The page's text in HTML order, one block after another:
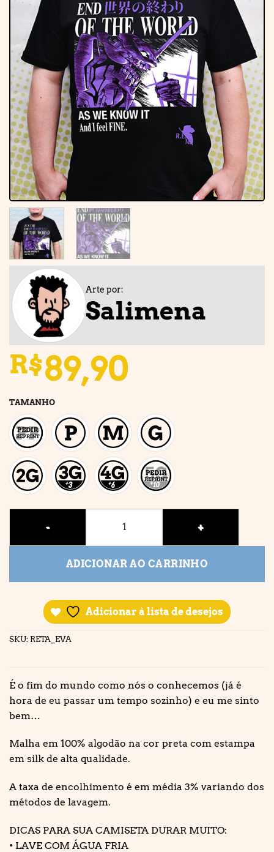
Arte por:
Salimena
R$89,90
TAMANHO
ADICIONAR AO CARRINHO
Adicionar à lista de desejos
SKU: RETA_EVA
É o fim do mundo como nós o conhecemos (já é
hora de eu passar um tempo sozinho) e eu me sinto
bem…
Malha em 100% algodão na cor preta com estampa
em silk de alta qualidade.
A taxa de encolhimento é em média 3% variando dos
métodos de lavagem.
DICAS PARA SUA CAMISETA DURAR MUITO:
• LAVE COM ÁGUA FRIA